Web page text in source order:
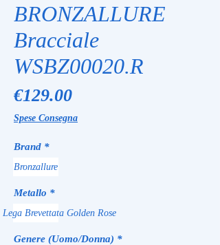
BRONZALLURE
Bracciale
WSBZ00020.R
€129.00Price
Spese Consegna
Brand *
Bronzallure
Metallo *
Brevettata Golden Rose
Genere (Uomo/Donna) *